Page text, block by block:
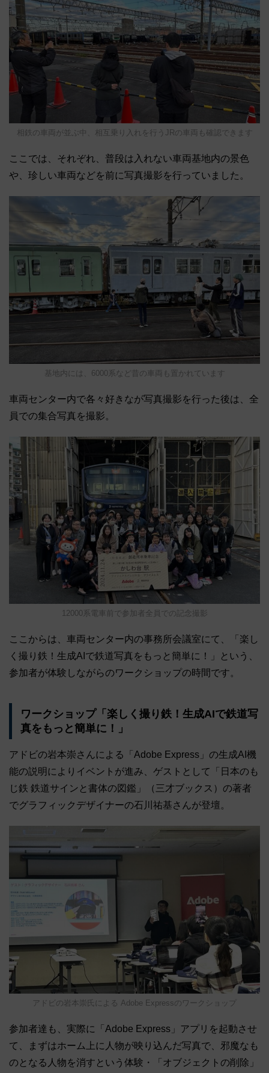
相鉄の車両が並ぶ中、相互乗り入れを行うJRの車両も確認できます
ここでは、それぞれ、普段は入れない車両基地内の景色
や、珍しい車両などを前に写真撮影を行っていました。
基地内には、6000系など昔の車両も置かれています
車両センター内で各々好きなが写真撮影を行った後は、全
員での集合写真を撮影。
12000系電車前で参加者全員での記念撮影
ここからは、車両センター内の事務所会議室にて、「楽し
く撮り鉄！生成AIで鉄道写真をもっと簡単に！」という、
参加者が体験しながらのワークショップの時間です。
ワークショップ「楽しく撮り鉄！生成AIで鉄道写
真をもっと簡単に！」
アドビの岩本崇さんによる「Adobe Express」の生成AI機
能の説明によりイベントが進み、ゲストとして「日本のも
じ鉄 鉄道サインと書体の図鑑」（三才ブックス）の著者
でグラフィックデザイナーの石川祐基さんが登壇。
アドビの岩本崇氏による Adobe Expressのワークショップ
参加者達も、実際に「Adobe Express」アプリを起動させ
て、まずはホーム上に人物が映り込んだ写真で、邪魔なも
のとなる人物を消すという体験・「オブジェクトの削除」